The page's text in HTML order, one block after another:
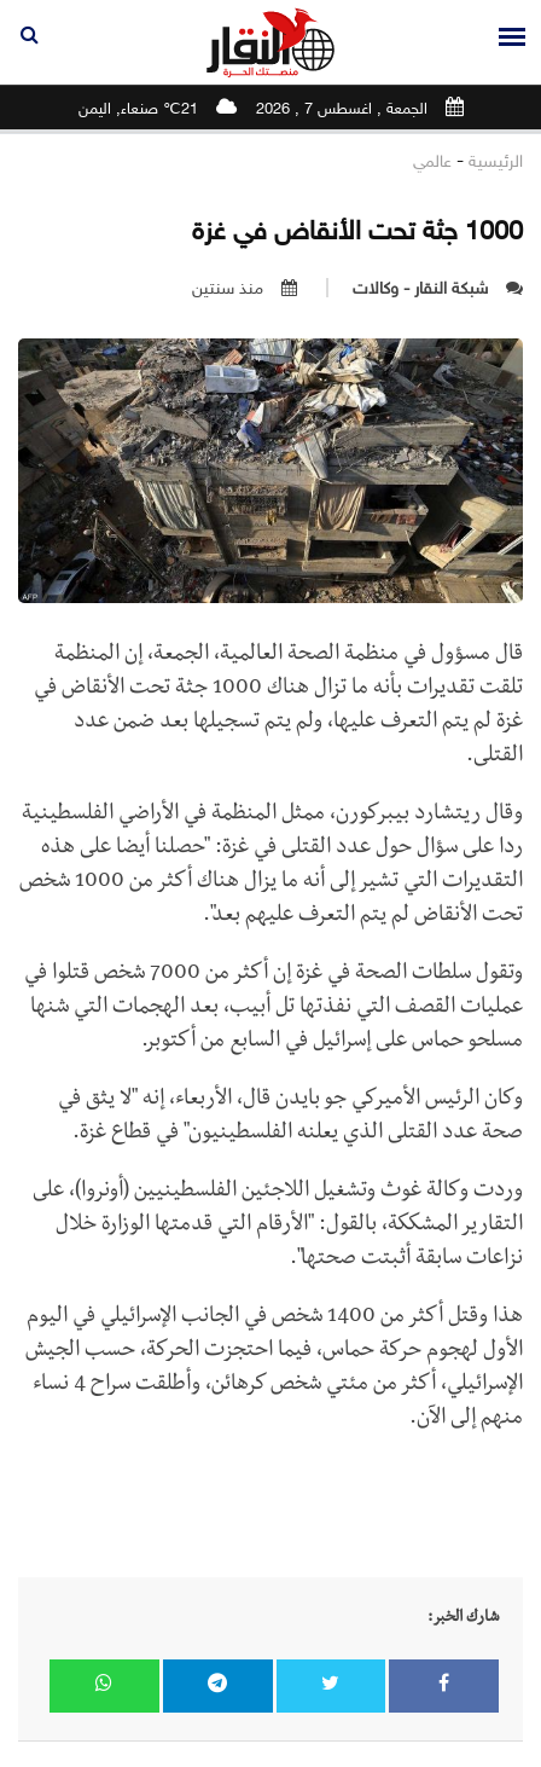
الجمعة , اغسطس 7 , 2026 21℃ صنعاء, اليمن
الرئيسية - عالمي
1000 جثة تحت الأنقاض في غزة
شبكة النقار - وكالات منذ سنتين
قال مسؤول في منظمة الصحة العالمية، الجمعة، إن المنظمة
تلقت تقديرات بأنه ما تزال هناك 1000 جثة تحت الأنقاض في
غزة لم يتم التعرف عليها، ولم يتم تسجيلها بعد ضمن عدد
القتلى.
وقال ريتشارد بيبركورن، ممثل المنظمة في الأراضي الفلسطينية
ردا على سؤال حول عدد القتلى في غزة: "حصلنا أيضا على هذه
التقديرات التي تشير إلى أنه ما يزال هناك أكثر من 1000 شخص
تحت الأنقاض لم يتم التعرف عليهم بعد".
وتقول سلطات الصحة في غزة إن أكثر من 7000 شخص قتلوا في
عمليات القصف التي نفذتها تل أبيب، بعد الهجمات التي شنها
مسلحو حماس على إسرائيل في السابع من أكتوبر.
وكان الرئيس الأميركي جو بايدن قال، الأربعاء، إنه "لا يثق في
صحة عدد القتلى الذي يعلنه الفلسطينيون" في قطاع غزة.
وردت وكالة غوث وتشغيل اللاجئين الفلسطينيين (أونروا)، على
التقارير المشككة، بالقول: "الأرقام التي قدمتها الوزارة خلال
نزاعات سابقة أثبتت صحتها".
هذا وقتل أكثر من 1400 شخص في الجانب الإسرائيلي في اليوم
الأول لهجوم حركة حماس، فيما احتجزت الحركة، حسب الجيش
الإسرائيلي، أكثر من مئتي شخص كرهائن، وأطلقت سراح 4 نساء
منهم إلى الآن.
شارك الخبر: